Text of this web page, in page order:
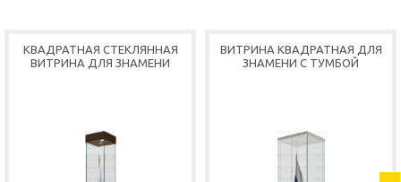
КВАДРАТНАЯ СТЕКЛЯННАЯ
ВИТРИНА ДЛЯ ЗНАМЕНИ
ВИТРИНА КВАДРАТНАЯ ДЛЯ
ЗНАМЕНИ С ТУМБОЙ